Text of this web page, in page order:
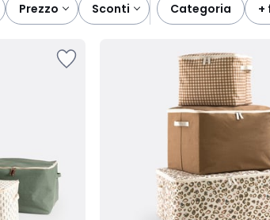
prezzo sconti categoria